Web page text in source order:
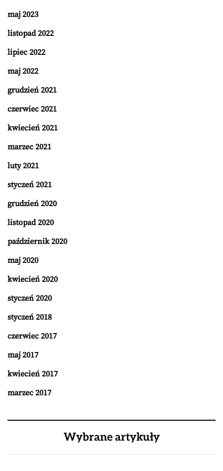
maj 2023
listopad 2022
lipiec 2022
maj 2022
grudzień 2021
czerwiec 2021
kwiecień 2021
marzec 2021
luty 2021
styczeń 2021
grudzień 2020
listopad 2020
październik 2020
maj 2020
kwiecień 2020
styczeń 2020
styczeń 2018
czerwiec 2017
maj 2017
kwiecień 2017
marzec 2017
Wybrane artykuły